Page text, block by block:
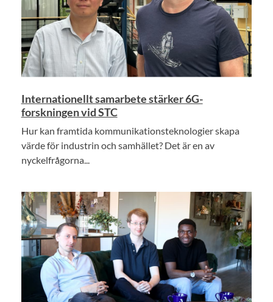
Internationellt samarbete stärker 6G-
forskningen vid STC
Hur kan framtida kommunikationsteknologier skapa
värde för industrin och samhället? Det är en av
nyckelfrågorna...